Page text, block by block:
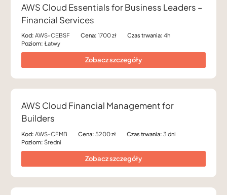
AWS Cloud Essentials for Business Leaders –
Financial Services
Kod: AWS-CEBSF Cena: 1700 zł Czas trwania: 4h
Poziom: Łatwy
Zobacz szczegóły
AWS Cloud Financial Management for
Builders
Kod: AWS-CFMB Cena: 5200 zł Czas trwania: 3 dni
Poziom: Średni
Zobacz szczegóły